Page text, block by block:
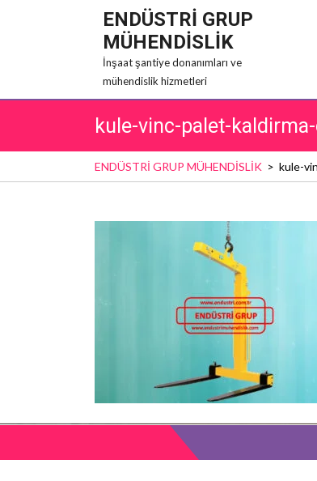
ENDÜSTRİ GRUP
MÜHENDİSLİK
İnşaat şantiye donanımları ve
mühendislik hizmetleri
kule-vinc-palet-
ENDÜSTRİ GRUP MÜHENDİSLİK > kule-